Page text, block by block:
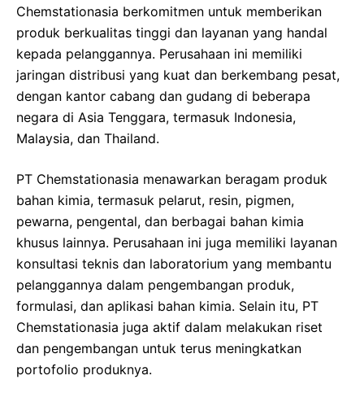
Chemstationasia berkomitmen untuk memberikan
produk berkualitas tinggi dan layanan yang handal
kepada pelanggannya. Perusahaan ini memiliki
jaringan distribusi yang kuat dan berkembang pesat,
dengan kantor cabang dan gudang di beberapa
negara di Asia Tenggara, termasuk Indonesia,
Malaysia, dan Thailand.
PT Chemstationasia menawarkan beragam produk
bahan kimia, termasuk pelarut, resin, pigmen,
pewarna, pengental, dan berbagai bahan kimia
khusus lainnya. Perusahaan ini juga memiliki layanan
konsultasi teknis dan laboratorium yang membantu
pelanggannya dalam pengembangan produk,
formulasi, dan aplikasi bahan kimia. Selain itu, PT
Chemstationasia juga aktif dalam melakukan riset
dan pengembangan untuk terus meningkatkan
portofolio produknya.